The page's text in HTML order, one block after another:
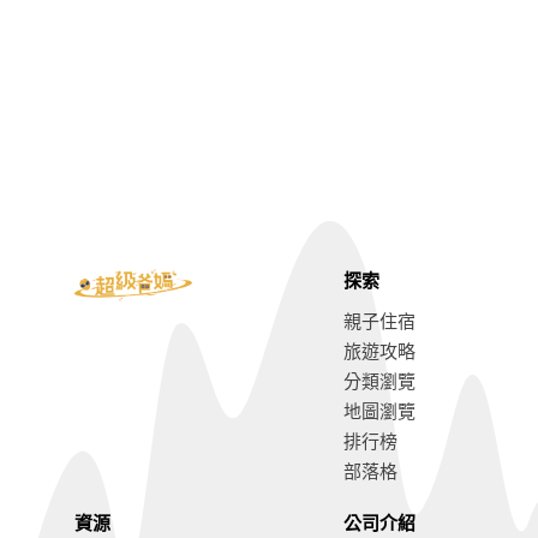
探索
親子住宿
旅遊攻略
分類瀏覽
地圖瀏覽
排行榜
部落格
資源 公司介紹